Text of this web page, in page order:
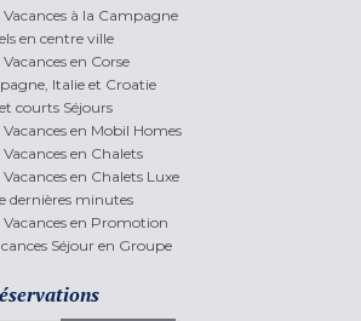
à la Campagne
en centre ville
en Corse
Italie et Croatie
courts Séjours
en Mobil Homes
en Chalets
en Chalets Luxe
dernières minutes
Vacances en Promotion
Séjour en Groupe